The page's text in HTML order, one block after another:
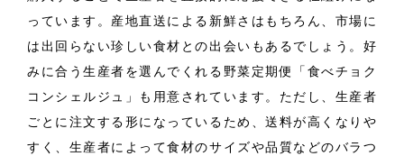
っています。産地直送による新鮮さはもちろん、市場に
は出回らない珍しい食材との出会いもあるでしょう。好
みに合う生産者を選んでくれる野菜定期便「食べチョク
コンシェルジュ」も用意されています。ただし、生産者
ごとに注文する形になっているため、送料が高くなりや
すく、生産者によって食材のサイズや品質などのバラつ